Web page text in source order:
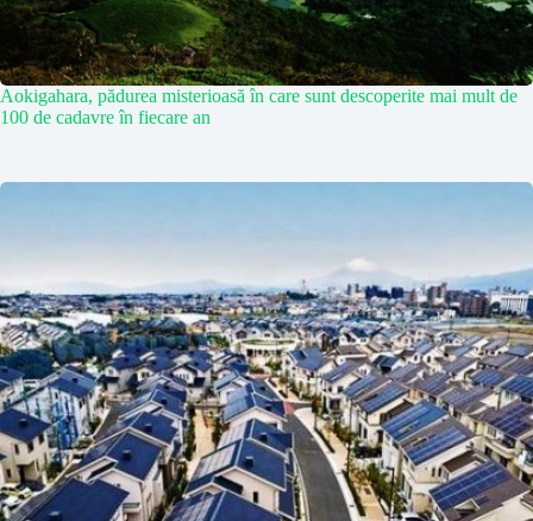
Aokigahara, pădurea misterioasă în care sunt descoperite mai mult de
100 de cadavre în fiecare an